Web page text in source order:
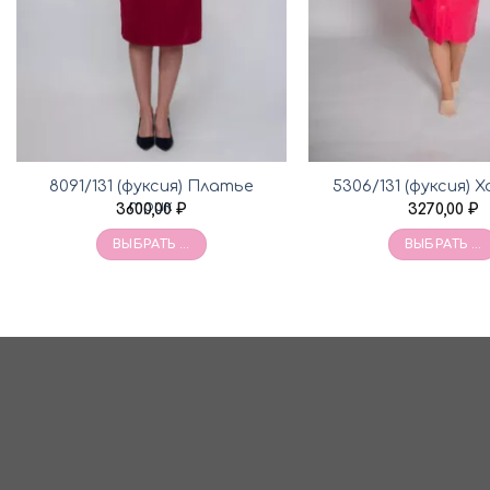
8091/131 (фуксия) Платье
трик
3600,00₽
ВЫБРАТЬ ...
5306/131 (фуксия)
3270,00₽
ВЫБРАТЬ ...